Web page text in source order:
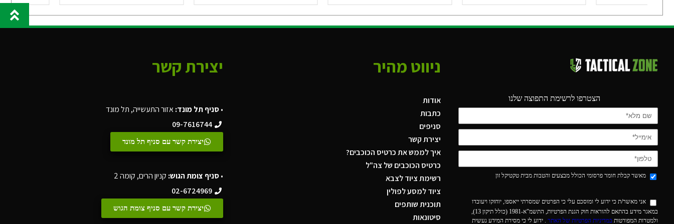
הצטרפו לרשימת התפוצה שלנו
מאשר קבלת חומר פרסומי הכולל מבצעים והטבות מבית טקטיקל זון
אני מאשר/ת כי ידוע לי ומוסכם עלי כי הפרטים שמסרתי ייאספו, יוחזקו ויעובדו
במאגר מידע בהתאם להוראות חוק הגנת הפרטיות, התשמ"א-1981 (כולל תיקון 13),
ולמטרות המפורטות במדיניות הפרטיות של האתר . ידוע לי כי מסירת המידע נעשית
ניווט מהיר
אודות
כתבות
סניפים
יצירת קשר
איך לממש את כרטיס הכוכבים?
כרטיס הכוכבים של צה"ל
רשימת ציוד לצבא
ציוד למסע לפולין
תוכנית שותפים
סיטונאות
יצירת קשר
•סניף תל מונד:אזור התעשייה, תל מונד
09-7616744
יצירת קשר עם סניף תל מונד
•סניף צומת הגוש: קניון הרים, קומה 2
02-6724969
יצירת קשר עם סניף צומת הגוש